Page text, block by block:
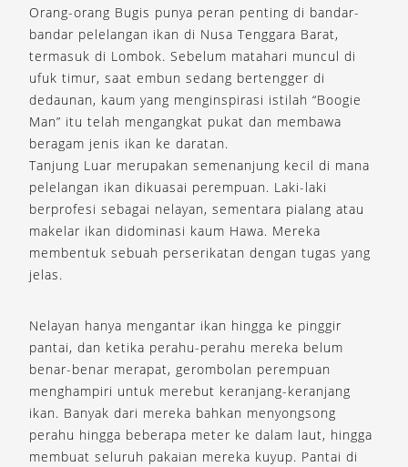
Orang-orang Bugis punya peran penting di bandar-
bandar pelelangan ikan di Nusa Tenggara Barat,
termasuk di Lombok. Sebelum matahari muncul di
ufuk timur, saat embun sedang bertengger di
dedaunan, kaum yang menginspirasi istilah “Boogie
Man” itu telah mengangkat pukat dan membawa
beragam jenis ikan ke daratan.
Tanjung Luar merupakan semenanjung kecil di mana
pelelangan ikan dikuasai perempuan. Laki-laki
berprofesi sebagai nelayan, sementara pialang atau
makelar ikan didominasi kaum Hawa. Mereka
membentuk sebuah perserikatan dengan tugas yang
jelas.
Nelayan hanya mengantar ikan hingga ke pinggir
pantai, dan ketika perahu-perahu mereka belum
benar-benar merapat, gerombolan perempuan
menghampiri untuk merebut keranjang-keranjang
ikan. Banyak dari mereka bahkan menyongsong
perahu hingga beberapa meter ke dalam laut, hingga
membuat seluruh pakaian mereka kuyup. Pantai di